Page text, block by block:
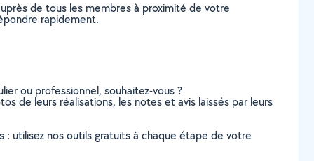
de tous les membres à proximité de votre
rapidement.
ou professionnel, souhaitez-vous ?
de leurs réalisations, les notes et avis laissés par leurs
: utilisez nos outils gratuits à chaque étape de votre